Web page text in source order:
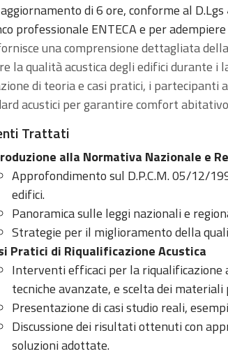
di 6 ore, conforme al
professionale ENTECA e per
una comprensione dettagliata
la qualità acustica degli edifici durante
di teoria e casi pratici, i
acustici per garantire comfort
Trattati
alla Normativa Nazionale e
Approfondimento sul D.P.C.M. 05/12/
edifici.
Panoramica sulle leggi nazionali e
Strategie per il miglioramento della
Pratici di Riqualificazione Acustica
Interventi efficaci per la riqualificazione
tecniche avanzate, e scelta dei
Presentazione di casi studio reali,
Discussione dei risultati ottenuti con
soluzioni adottate.